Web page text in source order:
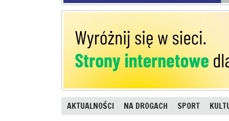
AKTUALNOŚCI NA DROGACH SPORT